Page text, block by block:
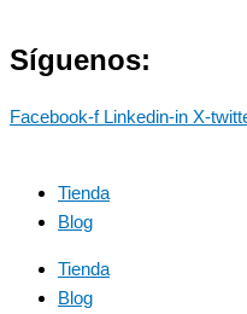
Síguenos:
Facebook-f Linkedin-in X-
Tienda
Blog
Tienda
Blog